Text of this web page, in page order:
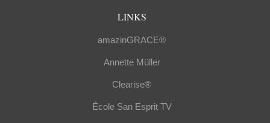
LINKS
amazinGRACE®
Annette Müller
Clearise®
École San Esprit TV